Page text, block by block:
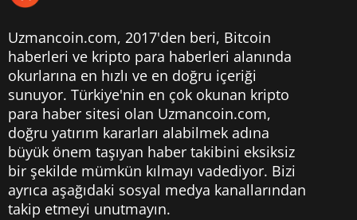
Uzmancoin.com, 2017'den beri, Bitcoin
haberleri ve kripto para haberleri alanında
okurlarına en hızlı ve en doğru içeriği
sunuyor. Türkiye'nin en çok okunan kripto
para haber sitesi olan Uzmancoin.com,
doğru yatırım kararları alabilmek adına
büyük önem taşıyan haber takibini eksiksiz
bir şekilde mümkün kılmayı vadediyor. Bizi
ayrıca aşağıdaki sosyal medya kanallarından
takip etmeyi unutmayın.